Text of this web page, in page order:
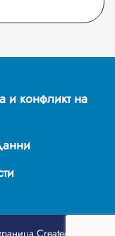
и конфликт на